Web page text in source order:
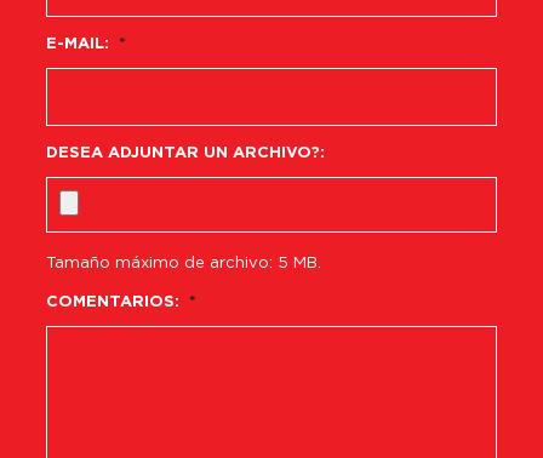
E-MAIL: *
DESEA ADJUNTAR UN ARCHIVO?:
Tamaño máximo de archivo: 5 MB.
COMENTARIOS: *